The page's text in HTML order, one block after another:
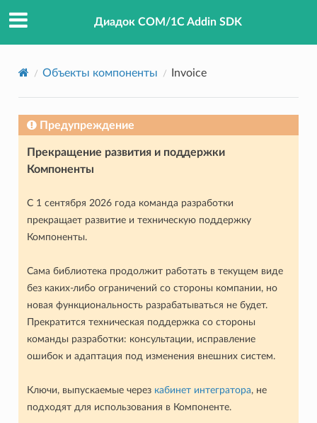
Диадок COM/1C Addin SDK
Объекты компоненты Invoice
Предупреждение
Прекращение развития и поддержки
Компоненты
С 1 сентября 2026 года команда разработки
прекращает развитие и техническую поддержку
Компоненты.
Сама библиотека продолжит работать в текущем виде
без каких-либо ограничений со стороны компании, но
новая функциональность разрабатываться не будет.
Прекратится техническая поддержка со стороны
команды разработки: консультации, исправление
ошибок и адаптация под изменения внешних систем.
Ключи, выпускаемые через кабинет интегратора, не
подходят для использования в Компоненте.